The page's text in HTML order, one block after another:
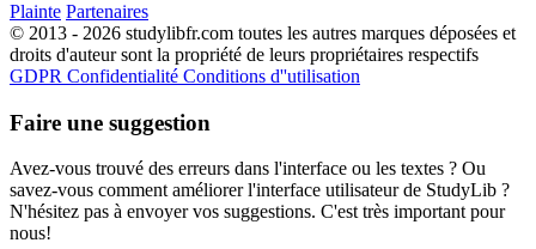
Plainte Partenaires
© 2013 - 2026 studylibfr.com toutes les autres marques déposées et
droits d'auteur sont la propriété de leurs propriétaires respectifs
GDPR Confidentialité Conditions d''utilisation
Faire une suggestion
Avez-vous trouvé des erreurs dans l'interface ou les textes ? Ou
savez-vous comment améliorer l'interface utilisateur de StudyLib ?
N'hésitez pas à envoyer vos suggestions. C'est très important pour
nous!